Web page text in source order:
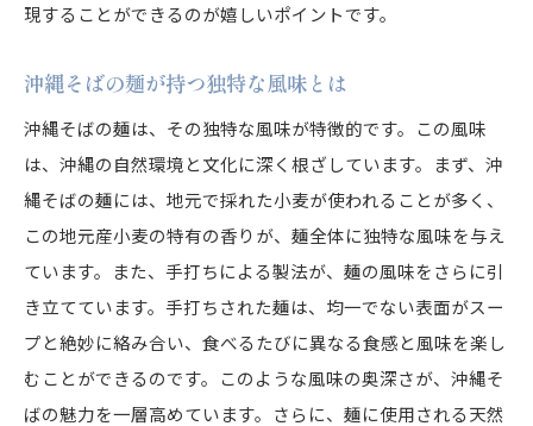
現することができるのが嬉しいポイントです。
沖縄そばの麺が持つ独特な風味とは
沖縄そばの麺は、その独特な風味が特徴的です。この風味
は、沖縄の自然環境と文化に深く根ざしています。まず、沖
縄そばの麺には、地元で採れた小麦が使われることが多く、
この地元産小麦の特有の香りが、麺全体に独特な風味を与え
ています。また、手打ちによる製法が、麺の風味をさらに引
き立てています。手打ちされた麺は、均一でない表面がスー
プと絶妙に絡み合い、食べるたびに異なる食感と風味を楽し
むことができるのです。このような風味の奥深さが、沖縄そ
ばの魅力を一層高めています。さらに、麺に使用される天然